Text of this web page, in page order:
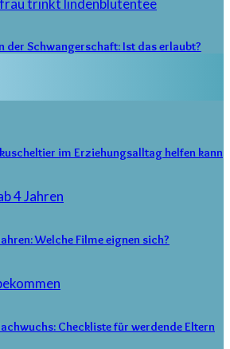
der Schwangerschaft: Ist das erlaubt?
im Erziehungsalltag helfen kann
Welche Filme eignen sich?
Checkliste für werdende Eltern